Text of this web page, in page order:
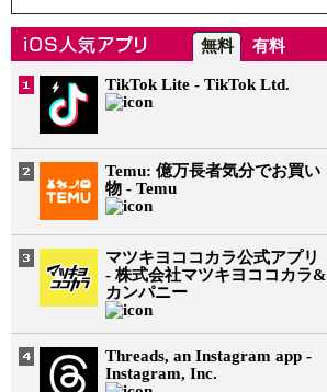
無料 有料
TikTok Lite - TikTok Ltd.
Temu: 億万長者気分でお買い
物 - Temu
マツキヨココカラ公式アプリ
- 株式会社マツキヨココカラ&
カンパニー
Threads, an Instagram app -
Instagram, Inc.